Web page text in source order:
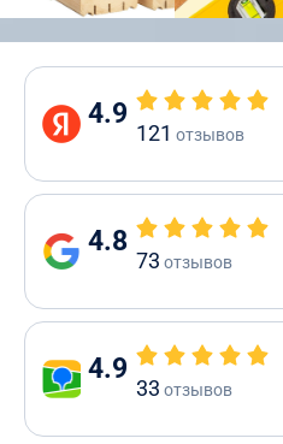
4.9
121 отзывов
4.8
73 отзывов
4.9
33 отзывов